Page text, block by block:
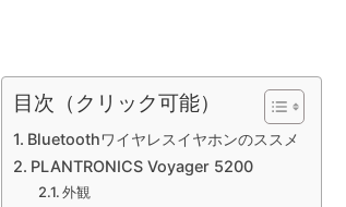
目次（クリック可能）
Bluetoothワイヤレスイヤホンのススメ
PLANTRONICS Voyager 5200
外観